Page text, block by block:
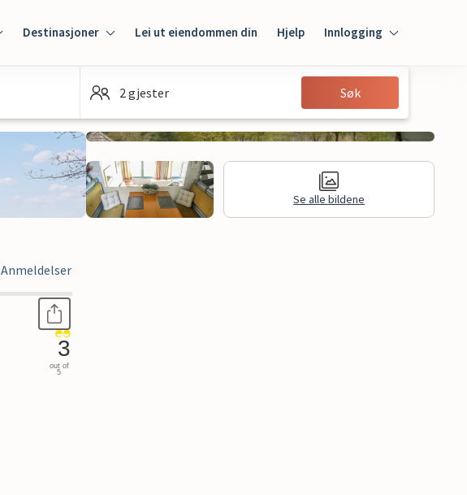
Destinasjoner Lei ut eiendommen din Hjelp Innlogging
Innlogging
Gjest
2 gjester Søk
Se alle bildene
Anmeldelser
3
out of
5